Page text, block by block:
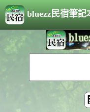
bluezz民宿筆記